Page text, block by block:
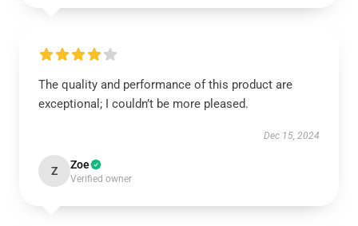
The quality and performance of this product are
exceptional; I couldn’t be more pleased.
Dec 15, 2024
Z Zoe
Verified owner